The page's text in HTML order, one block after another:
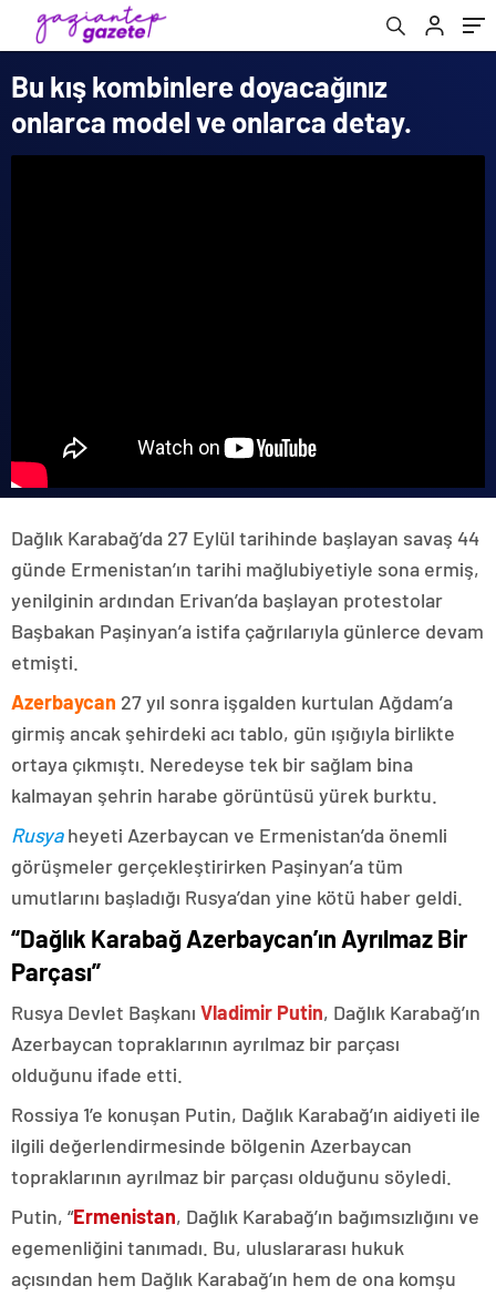
Bu kış kombinlere doyacağınız
onlarca model ve onlarca detay.
Dağlık Karabağ’da 27 Eylül tarihinde başlayan savaş 44
günde Ermenistan’ın tarihi mağlubiyetiyle sona ermiş,
yenilginin ardından Erivan’da başlayan protestolar
Başbakan Paşinyan’a istifa çağrılarıyla günlerce devam
etmişti.
Azerbaycan 27 yıl sonra işgalden kurtulan Ağdam’a
girmiş ancak şehirdeki acı tablo, gün ışığıyla birlikte
ortaya çıkmıştı. Neredeyse tek bir sağlam bina
kalmayan şehrin harabe görüntüsü yürek burktu.
Rusyaheyeti Azerbaycan ve Ermenistan’da önemli
görüşmeler gerçekleştirirken Paşinyan’a tüm
umutlarını başladığı Rusya’dan yine kötü haber geldi.
“Dağlık Karabağ Azerbaycan’ın Ayrılmaz Bir
Parçası”
Rusya Devlet Başkanı Vladimir Putin, Dağlık Karabağ’ın
Azerbaycan topraklarının ayrılmaz bir parçası
olduğunu ifade etti.
Rossiya 1’e konuşan Putin, Dağlık Karabağ’ın aidiyeti ile
ilgili değerlendirmesinde bölgenin Azerbaycan
topraklarının ayrılmaz bir parçası olduğunu söyledi.
Putin, “Ermenistan, Dağlık Karabağ’ın bağımsızlığını ve
egemenliğini tanımadı. Bu, uluslararası hukuk
açısından hem Dağlık Karabağ’ın hem de ona komşu